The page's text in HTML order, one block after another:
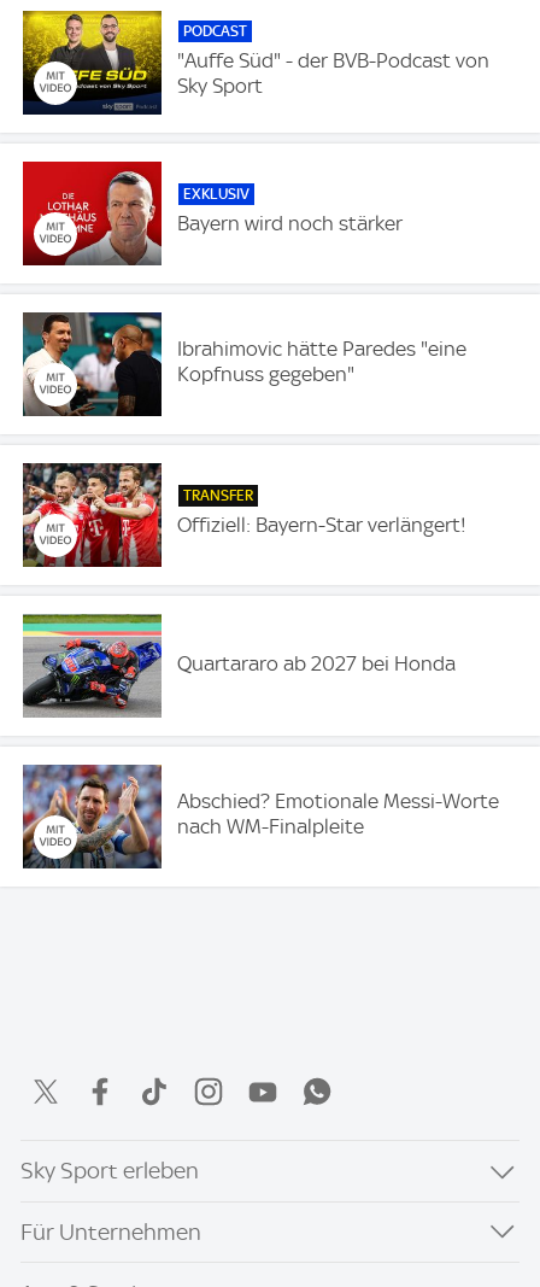
PODCAST
"Auffe Süd" - der BVB-Podcast von
Sky Sport
EXKLUSIV
Bayern wird noch stärker
Ibrahimovic hätte Paredes "eine
Kopfnuss gegeben"
TRANSFER
Offiziell: Bayern-Star verlängert!
Quartararo ab 2027 bei Honda
Abschied? Emotionale Messi-Worte
nach WM-Finalpleite
Sky Sport erleben
Für Unternehmen